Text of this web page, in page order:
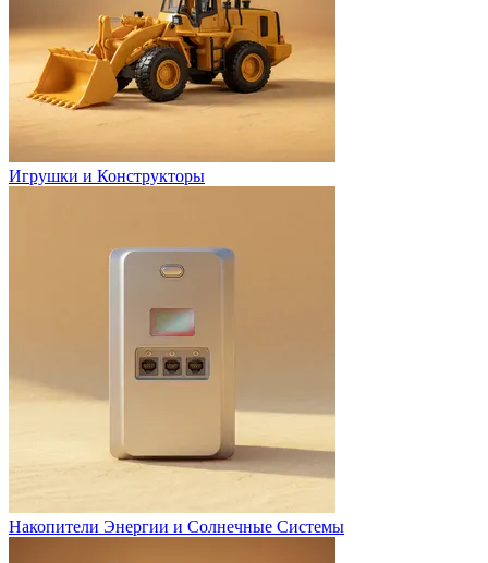
Игрушки и Конструкторы
Накопители Энергии и Солнечные Системы